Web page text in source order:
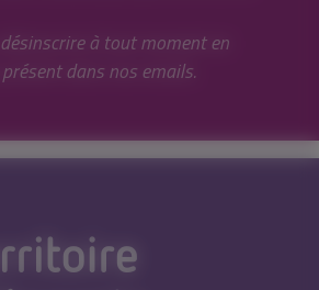
à tout moment en
dans nos emails.